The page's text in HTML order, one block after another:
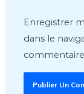
Enregistrer
dans le